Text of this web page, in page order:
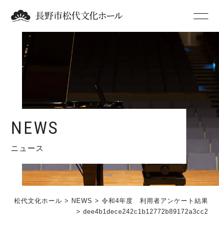
NEWS
ニュース
松代文化ホール > NEWS > 令和4年度 利用者アンケート結果
> dee4b1dece242c1b12772b89172a3cc2